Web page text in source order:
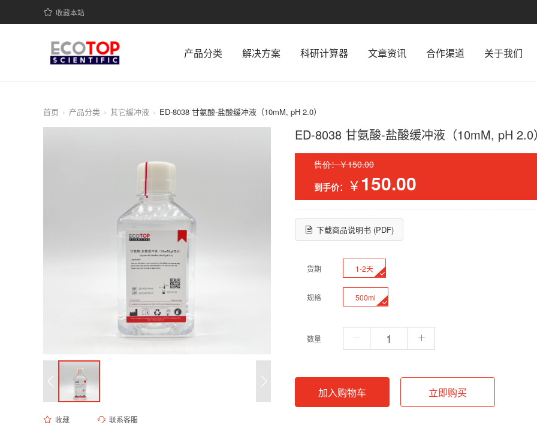
收藏本站
产品分类 解决方案 科研计算器 文章资讯 合作渠道 关于我们
首页 产品分类 其它缓冲液 ED-8038 甘氨酸-盐酸缓冲液（10mM, pH 2.0）
收藏 联系客服
ED-8038 甘氨酸-盐酸缓冲液（10mM, pH 2.0
售价：￥150.00
到手价：
￥150.00
下载商品说明书 (PDF)
货期 1-2天
规格 500ml
数量
加入购物车 立即购买